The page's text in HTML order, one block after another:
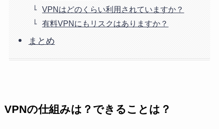
VPNはどのくらい利用されていますか？
有料VPNにもリスクはありますか？
まとめ
VPNの仕組みは？できることは？